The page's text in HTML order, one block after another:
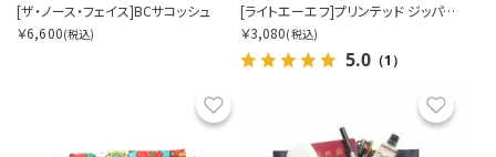
[ザ・ノース・フェイス]BCサコッシュ
￥6,600(税込)
[ライトエーエフ]プリンテッド ジッパーポーチ AKA ハイカーウォレット
￥3,080(税込)
5.0（1）
お気に入り